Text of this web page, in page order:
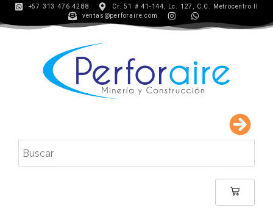
+57 313 476 4288
Cr. 51 # 41-144, Lc. 127, C.C. Metrocentro II
ventas@perforaire.com